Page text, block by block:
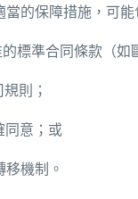
的保障措施，可能
標準合同條款（如
則；
同意；或
移機制。